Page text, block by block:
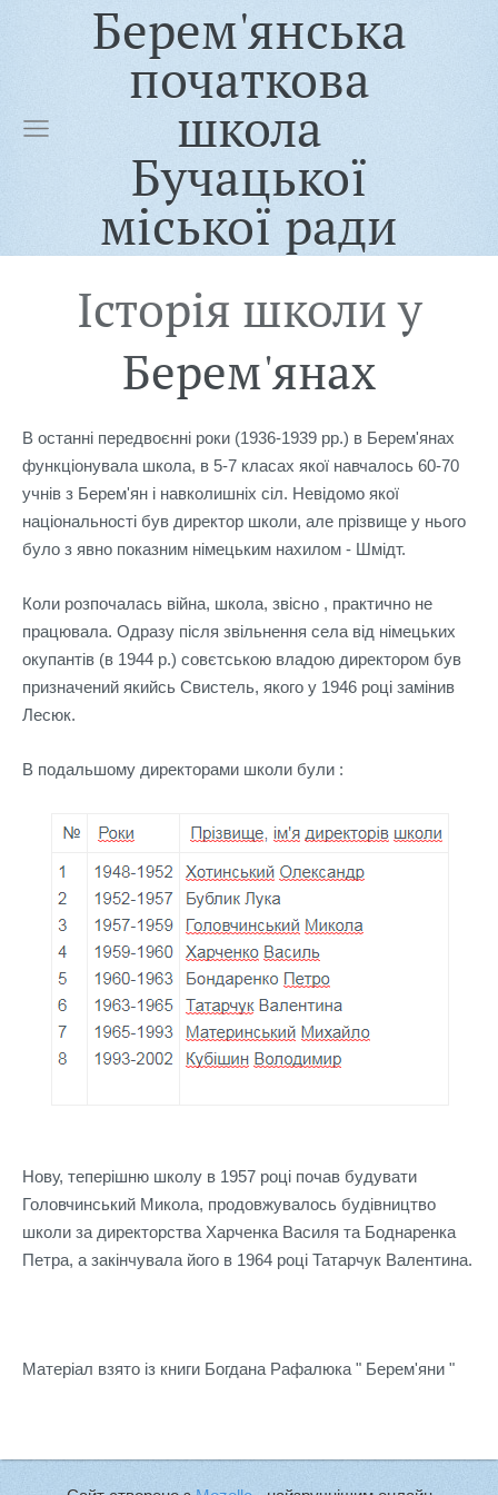
Берем'янська
початкова
школа
Бучацької
міської ради
Історія школи у
Берем'янах
В останні передвоєнні роки (1936-1939 рр.) в Берем'янах
функціонувала школа, в 5-7 класах якої навчалось 60-70
учнів з Берем'ян і навколишніх сіл. Невідомо якої
національності був директор школи, але прізвище у нього
було з явно показним німецьким нахилом - Шмідт.
Коли розпочалась війна, школа, звісно , практично не
працювала. Одразу після звільнення села від німецьких
окупантів (в 1944 р.) совєтською владою директором був
призначений якийсь Свистель, якого у 1946 році замінив
Лесюк.
В подальшому директорами школи були :
Нову, теперішню школу в 1957 році почав будувати
Головчинський Микола, продовжувалось будівництво
школи за директорства Харченка Василя та Боднаренка
Петра, а закінчувала його в 1964 році Татарчук Валентина.
Матеріал взято із книги Богдана Рафалюка " Берем'яни "